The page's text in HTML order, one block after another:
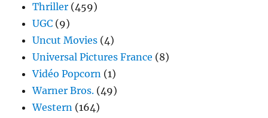
Thriller (459)
UGC (9)
Uncut Movies (4)
Universal Pictures France (8)
Vidéo Popcorn (1)
Warner Bros. (49)
Western (164)